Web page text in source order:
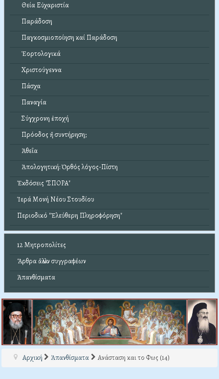
Θεία Εὐχαριστία
Παράδοση
Παγκοσμιοποίηση καί Παράδοση
Ἑορτολογικά
Χριστούγεννα
Πάσχα
Παναγία
Σύγχρονη ἐποχή
Πρόοδος ἤ συντήρηση;
Ἀθεΐα
Ἀπολογητική: Ὀρθός λόγος-Πίστη
Ἐκδόσεις "ΣΠΟΡΑ"
Ἱερά Μονή Νέου Στουδίου
Περιοδικό "Ἐλεύθερη Πληροφόρηση"
12 Μητροπολίτες
Ἄρθρα ἄλλων συγγραφέων
Ἀπανθίσματα
Αρχική Ἀπανθίσματα Ανάσταση και το Φως (14)